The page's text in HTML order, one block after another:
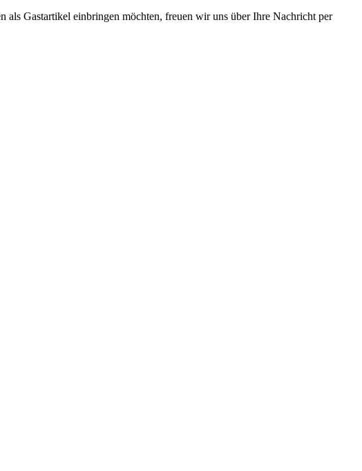
als Gastartikel einbringen möchten, freuen wir uns über Ihre Nachricht per